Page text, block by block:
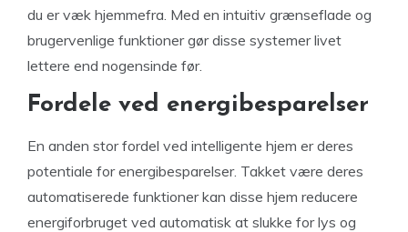
du er væk hjemmefra. Med en intuitiv grænseflade og
brugervenlige funktioner gør disse systemer livet
lettere end nogensinde før.
Fordele ved energibesparelser
En anden stor fordel ved intelligente hjem er deres
potentiale for energibesparelser. Takket være deres
automatiserede funktioner kan disse hjem reducere
energiforbruget ved automatisk at slukke for lys og